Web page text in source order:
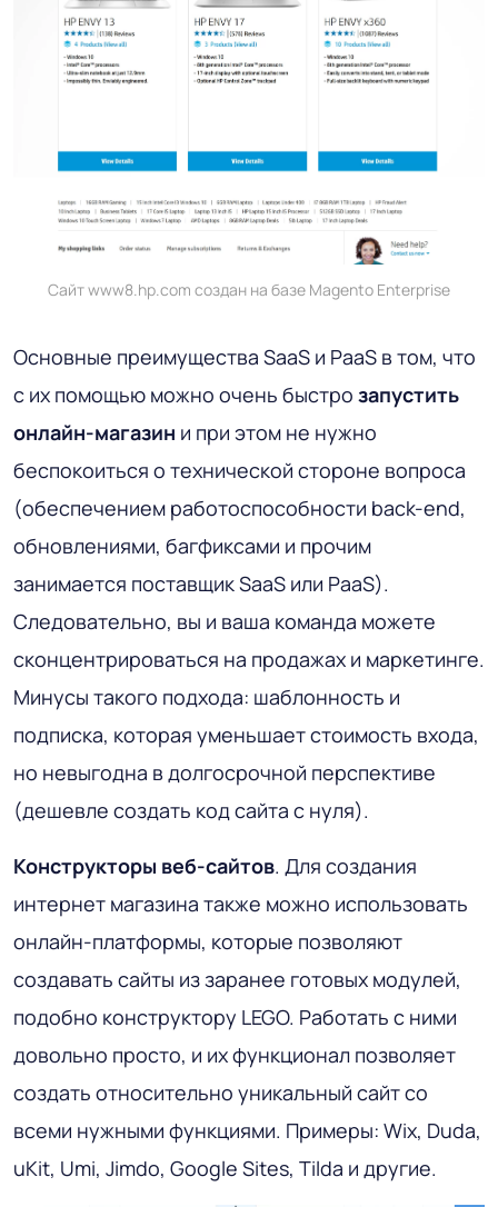
Сайт www8.hp.com создан на базе Magento Enterprise
Основные преимущества SaaS и PaaS в том, что
с их помощью можно очень быстро запустить
онлайн-магазин и при этом не нужно
беспокоиться о технической стороне вопроса
(обеспечением работоспособности back-end,
обновлениями, багфиксами и прочим
занимается поставщик SaaS или PaaS).
Следовательно, вы и ваша команда можете
сконцентрироваться на продажах и маркетинге.
Минусы такого подхода: шаблонность и
подписка, которая уменьшает стоимость входа,
но невыгодна в долгосрочной перспективе
(дешевле создать код сайта с нуля).
Конструкторы веб-сайтов. Для создания
интернет магазина также можно использовать
онлайн-платформы, которые позволяют
создавать сайты из заранее готовых модулей,
подобно конструктору LEGO. Работать с ними
довольно просто, и их функционал позволяет
создать относительно уникальный сайт со
всеми нужными функциями. Примеры: Wix, Duda,
uKit, Umi, Jimdo, Google Sites, Tilda и другие.